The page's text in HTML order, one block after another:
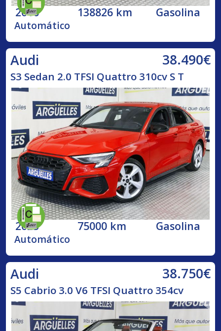
2016 138826 km Gasolina
Automático
Audi 38.490€
S3 Sedan 2.0 TFSI Quattro 310cv S T
2023 75000 km Gasolina
Automático
Audi 38.750€
S5 Cabrio 3.0 V6 TFSI Quattro 354cv